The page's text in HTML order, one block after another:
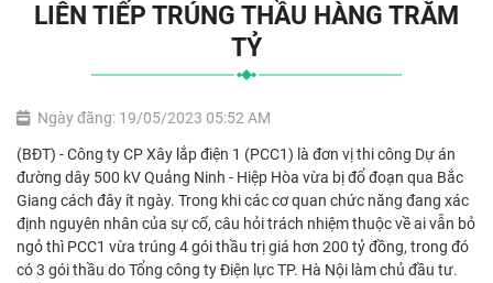
LIÊN TIẾP TRÚNG THẦU HÀNG TRĂM
TỶ
Ngày đăng: 19/05/2023 05:52 AM
(BĐT) - Công ty CP Xây lắp điện 1 (PCC1) là đơn vị thi công Dự án
đường dây 500 kV Quảng Ninh - Hiệp Hòa vừa bị đổ đoạn qua Bắc
Giang cách đây ít ngày. Trong khi các cơ quan chức năng đang xác
định nguyên nhân của sự cố, câu hỏi trách nhiệm thuộc về ai vẫn bỏ
ngỏ thì PCC1 vừa trúng 4 gói thầu trị giá hơn 200 tỷ đồng, trong đó
có 3 gói thầu do Tổng công ty Điện lực TP. Hà Nội làm chủ đầu tư.